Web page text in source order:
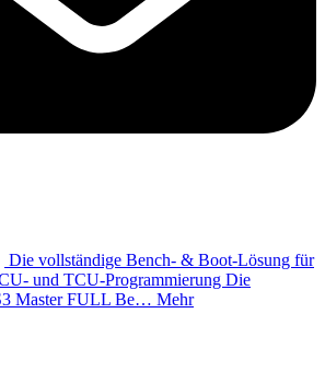
Die vollständige Bench- & Boot-Lösung für
und TCU-Programmierung Die
Master FULL Be… Mehr